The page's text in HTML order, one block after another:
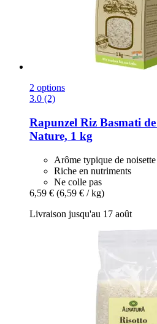
2 options
3.0 (2)
Rapunzel Riz Basmati
Nature, 1 kg
Arôme typique de noisette
Riche en nutriments
Ne colle pas
6,59 € (6,59 € / kg)
Livraison jusqu'au 17 août